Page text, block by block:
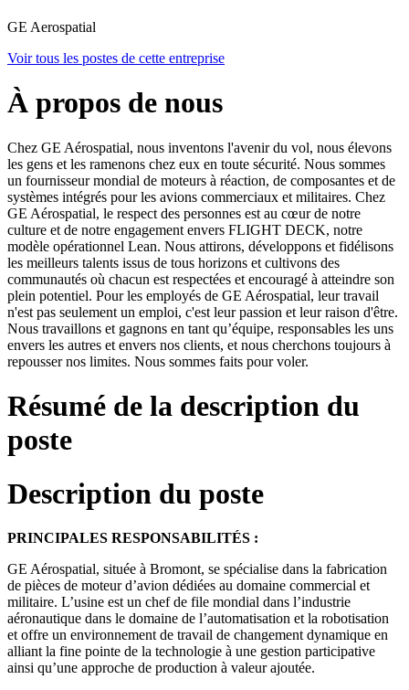
GE Aerospatial
Voir tous les postes de cette entreprise
À propos de nous
Chez GE Aérospatial, nous inventons l'avenir du vol, nous élevons
les gens et les ramenons chez eux en toute sécurité. Nous sommes
un fournisseur mondial de moteurs à réaction, de composantes et de
systèmes intégrés pour les avions commerciaux et militaires. Chez
GE Aérospatial, le respect des personnes est au cœur de notre
culture et de notre engagement envers FLIGHT DECK, notre
modèle opérationnel Lean. Nous attirons, développons et fidélisons
les meilleurs talents issus de tous horizons et cultivons des
communautés où chacun est respectées et encouragé à atteindre son
plein potentiel. Pour les employés de GE Aérospatial, leur travail
n'est pas seulement un emploi, c'est leur passion et leur raison d'être.
Nous travaillons et gagnons en tant qu’équipe, responsables les uns
envers les autres et envers nos clients, et nous cherchons toujours à
repousser nos limites. Nous sommes faits pour voler.
Résumé de la description du
poste
Description du poste
PRINCIPALES RESPONSABILITÉS :
GE Aérospatial, située à Bromont, se spécialise dans la fabrication
de pièces de moteur d’avion dédiées au domaine commercial et
militaire. L’usine est un chef de file mondial dans l’industrie
aéronautique dans le domaine de l’automatisation et la robotisation
et offre un environnement de travail de changement dynamique en
alliant la fine pointe de la technologie à une gestion participative
ainsi qu’une approche de production à valeur ajoutée.